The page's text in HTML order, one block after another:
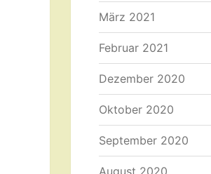
März 2021
Februar 2021
Dezember 2020
Oktober 2020
September 2020
August 2020